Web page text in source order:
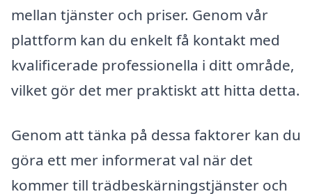
mellan tjänster och priser. Genom vår
plattform kan du enkelt få kontakt med
kvalificerade professionella i ditt område,
vilket gör det mer praktiskt att hitta detta.
Genom att tänka på dessa faktorer kan du
göra ett mer informerat val när det
kommer till trädbeskärningstjänster och